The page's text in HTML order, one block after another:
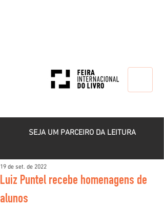
SEJA UM PARCEIRO DA LEITURA
Luiz Puntel recebe homenagens de
alunos
19 de set. de 2022